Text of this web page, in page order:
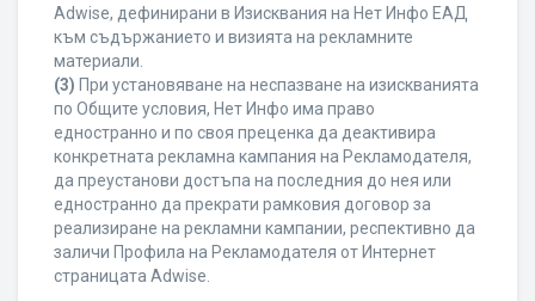
Adwise, дефинирани в Изисквания на Нет Инфо ЕАД
към съдържанието и визията на рекламните
материали.
(3) При установяване на неспазване на изискванията
по Общите условия, Нет Инфо има право
едностранно и по своя преценка да деактивира
конкретната рекламна кампания на Рекламодателя,
да преустанови достъпа на последния до нея или
едностранно да прекрати рамковия договор за
реализиране на рекламни кампании, респективно да
заличи Профила на Рекламодателя от Интернет
страницата Adwise.